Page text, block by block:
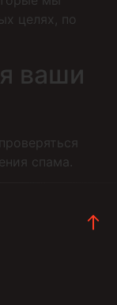
целях, по
ваши
спама.